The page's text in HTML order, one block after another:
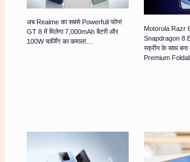
अब Realme का सबसे Powerfull फोन!
GT 8 में मिलेगा 7,000mAh बैटरी और
100W चार्जिंग का कमाल!…
Motorola Razr
Snapdragon 8
स्क्रीन के साथ
Premium